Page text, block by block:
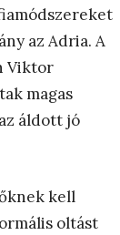
az Adria. A
Viktor
magas
áldott jó
kell
oltást